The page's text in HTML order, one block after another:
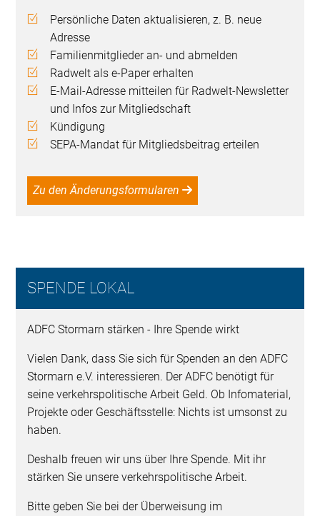
Persönliche Daten aktualisieren, z. B. neue
Adresse
Familienmitglieder an- und abmelden
Radwelt als e-Paper erhalten
E-Mail-Adresse mitteilen für Radwelt-Newsletter
und Infos zur Mitgliedschaft
Kündigung
SEPA-Mandat für Mitgliedsbeitrag erteilen
Zu den Änderungsformularen
SPENDE LOKAL
ADFC Stormarn stärken - Ihre Spende wirkt
Vielen Dank, dass Sie sich für Spenden an den ADFC
Stormarn e.V. interessieren. Der ADFC benötigt für
seine verkehrspolitische Arbeit Geld. Ob Infomaterial,
Projekte oder Geschäftsstelle: Nichts ist umsonst zu
haben.
Deshalb freuen wir uns über Ihre Spende. Mit ihr
stärken Sie unsere verkehrspolitische Arbeit.
Bitte geben Sie bei der Überweisung im